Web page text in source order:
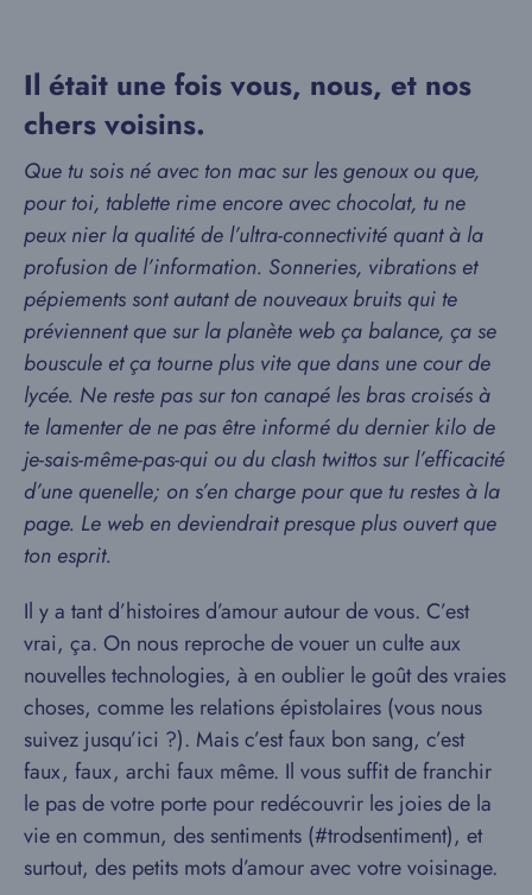
Il était une fois vous, nous, et nos
chers voisins.
Que tu sois né avec ton mac sur les genoux ou que,
pour toi, tablette rime encore avec chocolat, tu ne
peux nier la qualité de l’ultra-connectivité quant à la
profusion de l’information. Sonneries, vibrations et
pépiements sont autant de nouveaux bruits qui te
préviennent que sur la planète web ça balance, ça se
bouscule et ça tourne plus vite que dans une cour de
lycée. Ne reste pas sur ton canapé les bras croisés à
te lamenter de ne pas être informé du dernier kilo de
je-sais-même-pas-qui ou du clash twittos sur l’efficacité
d’une quenelle; on s’en charge pour que tu restes à la
page. Le web en deviendrait presque plus ouvert que
ton esprit.
Il y a tant d’histoires d’amour autour de vous. C’est
vrai, ça. On nous reproche de vouer un culte aux
nouvelles technologies, à en oublier le goût des vraies
choses, comme les relations épistolaires (vous nous
suivez jusqu’ici ?). Mais c’est faux bon sang, c’est
faux, faux, archi faux même. Il vous suffit de franchir
le pas de votre porte pour redécouvrir les joies de la
vie en commun, des sentiments (#trodsentiment), et
surtout, des petits mots d’amour avec votre voisinage.